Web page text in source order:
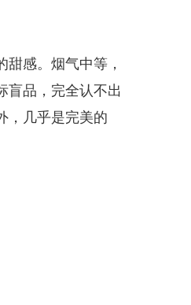
感。烟气中等，
盲品，完全认不出
，几乎是完美的